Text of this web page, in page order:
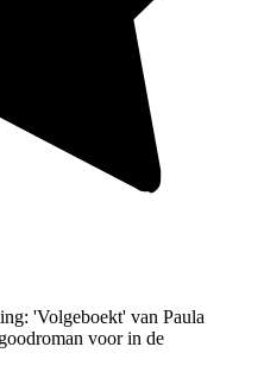
'Volgeboekt' van Paula
voor in de